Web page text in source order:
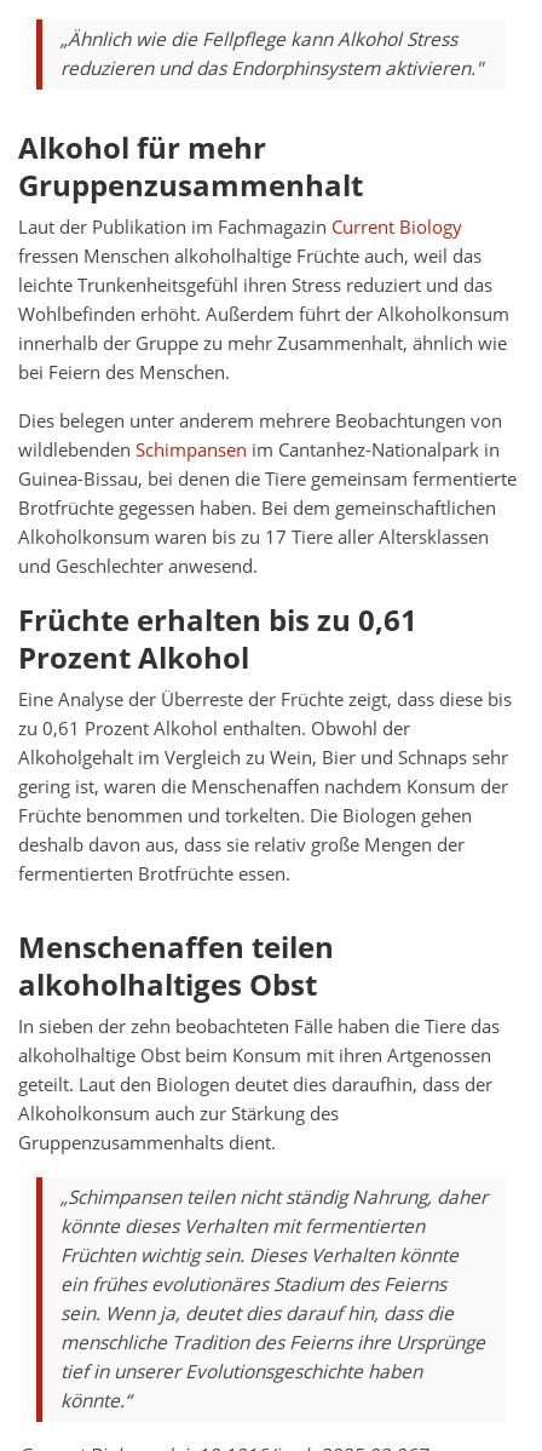
„Ähnlich wie die Fellpflege kann Alkohol Stress
reduzieren und das Endorphinsystem aktivieren."
Alkohol für mehr
Gruppenzusammenhalt
Laut der Publikation im Fachmagazin Current Biology
fressen Menschen alkoholhaltige Früchte auch, weil das
leichte Trunkenheitsgefühl ihren Stress reduziert und das
Wohlbefinden erhöht. Außerdem führt der Alkoholkonsum
innerhalb der Gruppe zu mehr Zusammenhalt, ähnlich wie
bei Feiern des Menschen.
Dies belegen unter anderem mehrere Beobachtungen von
wildlebenden Schimpansen im Cantanhez-Nationalpark in
Guinea-Bissau, bei denen die Tiere gemeinsam fermentierte
Brotfrüchte gegessen haben. Bei dem gemeinschaftlichen
Alkoholkonsum waren bis zu 17 Tiere aller Altersklassen
und Geschlechter anwesend.
Früchte erhalten bis zu 0,61
Prozent Alkohol
Eine Analyse der Überreste der Früchte zeigt, dass diese bis
zu 0,61 Prozent Alkohol enthalten. Obwohl der
Alkoholgehalt im Vergleich zu Wein, Bier und Schnaps sehr
gering ist, waren die Menschenaffen nachdem Konsum der
Früchte benommen und torkelten. Die Biologen gehen
deshalb davon aus, dass sie relativ große Mengen der
fermentierten Brotfrüchte essen.
Menschenaffen teilen
alkoholhaltiges Obst
In sieben der zehn beobachteten Fälle haben die Tiere das
alkoholhaltige Obst beim Konsum mit ihren Artgenossen
geteilt. Laut den Biologen deutet dies daraufhin, dass der
Alkoholkonsum auch zur Stärkung des
Gruppenzusammenhalts dient.
„Schimpansen teilen nicht ständig Nahrung, daher
könnte dieses Verhalten mit fermentierten
Früchten wichtig sein. Dieses Verhalten könnte
ein frühes evolutionäres Stadium des Feierns
sein. Wenn ja, deutet dies darauf hin, dass die
menschliche Tradition des Feierns ihre Ursprünge
tief in unserer Evolutionsgeschichte haben
könnte.“